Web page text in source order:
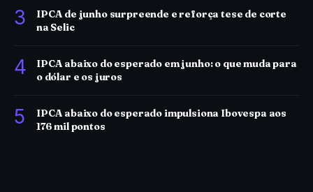
3
IPCA de junho surpreende e reforça tese de corte
na Selic
4
IPCA abaixo do esperado em junho: o que muda para
o dólar e os juros
5
IPCA abaixo do esperado impulsiona Ibovespa aos
176 mil pontos